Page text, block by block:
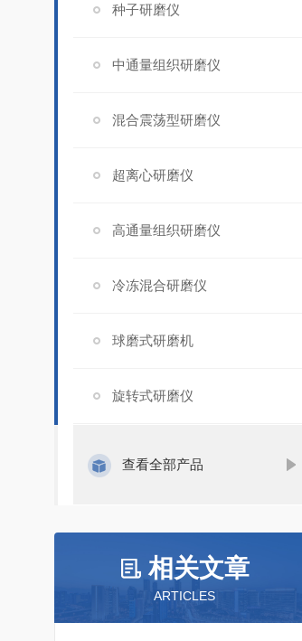
种子研磨仪
中通量组织研磨仪
混合震荡型研磨仪
超离心研磨仪
高通量组织研磨仪
冷冻混合研磨仪
球磨式研磨机
旋转式研磨仪
查看全部产品
相关文章
ARTICLES